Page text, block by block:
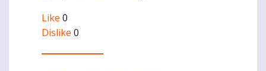
Like 0
Dislike 0